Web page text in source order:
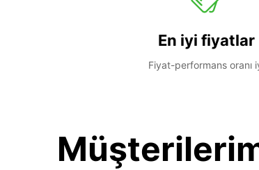
En iyi fiyatlar
Fiyat-performans oranı